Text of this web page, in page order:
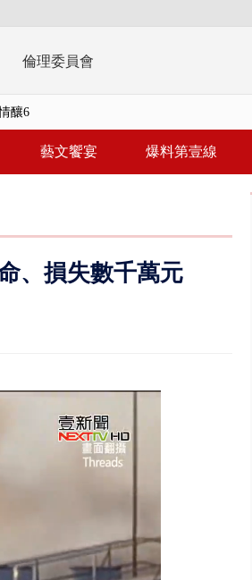
倫理委員會
釀6
YG大...
絲排...
詐10...
磚、...
搶...
分...
藝文饗宴 爆料第壹線
、損失數千萬元